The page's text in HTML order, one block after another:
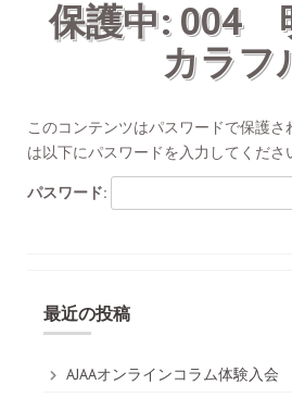
保護中: 004
カラフ
このコンテンツはパスワードで保護
は以下にパスワードを入力してくださ
パスワード:
最近の投稿
AJAAオンラインコラム体験入会